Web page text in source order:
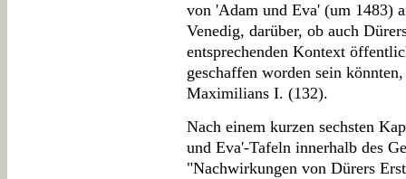
von 'Adam und Eva' (um 1483)
Venedig, darüber, ob auch
entsprechenden Kontext
geschaffen worden sein
Maximilians I. (132).
Nach einem kurzen sechsten
und Eva'-Tafeln innerhalb des
"Nachwirkungen von Dürers